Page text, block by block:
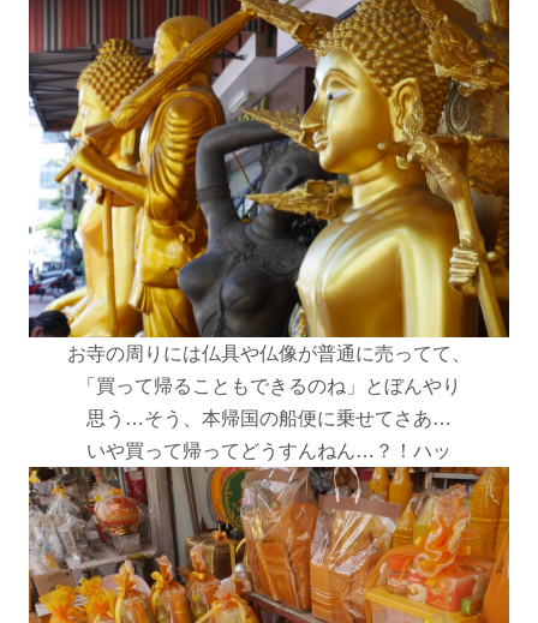
お寺の周りには仏具や仏像が普通に売ってて、
「買って帰ることもできるのね」とぼんやり
思う…そう、本帰国の船便に乗せてさあ…
いや買って帰ってどうすんねん…？！ハッ